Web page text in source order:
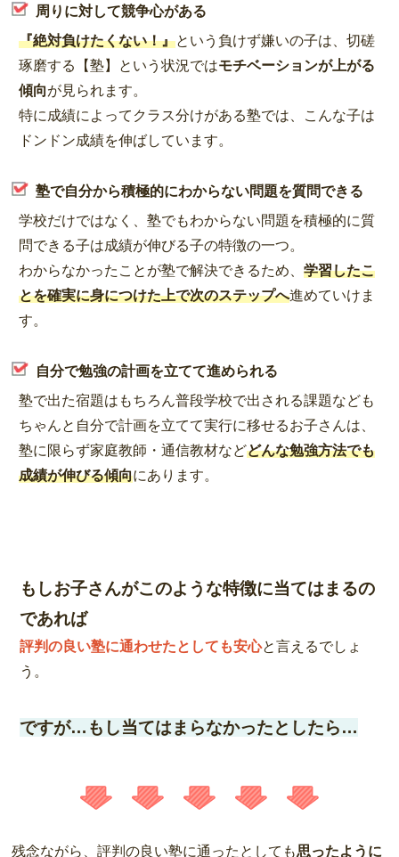
周りに対して競争心がある
『絶対負けたくない！』という負けず嫌いの子は、切磋
琢磨する【塾】という状況ではモチベーションが上がる
傾向が見られます。
特に成績によってクラス分けがある塾では、こんな子は
ドンドン成績を伸ばしています。
塾で自分から積極的にわからない問題を質問できる
学校だけではなく、塾でもわからない問題を積極的に質
問できる子は成績が伸びる子の特徴の一つ。
わからなかったことが塾で解決できるため、学習したこ
とを確実に身につけた上で次のステップへ進めていけま
す。
自分で勉強の計画を立てて進められる
塾で出た宿題はもちろん普段学校で出される課題なども
ちゃんと自分で計画を立てて実行に移せるお子さんは、
塾に限らず家庭教師・通信教材などどんな勉強方法でも
成績が伸びる傾向にあります。
もしお子さんがこのような特徴に当てはまるの
であれば
評判の良い塾に通わせたとしても安心と言えるでしょ
う。
ですが…もし当てはまらなかったとしたら…
残念ながら、評判の良い塾に通ったとしても思ったように